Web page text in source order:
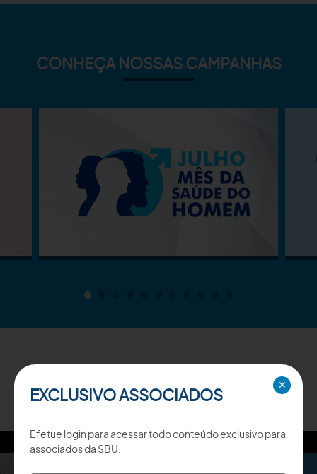
CONHEÇA NOSSAS CAMPANHAS
TV SBU ✕
EXCLUSIVO ASSOCIADOS
Efetue login para acessar todo conteúdo exclusivo para
associados da SBU.